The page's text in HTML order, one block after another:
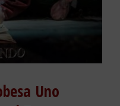
Uno